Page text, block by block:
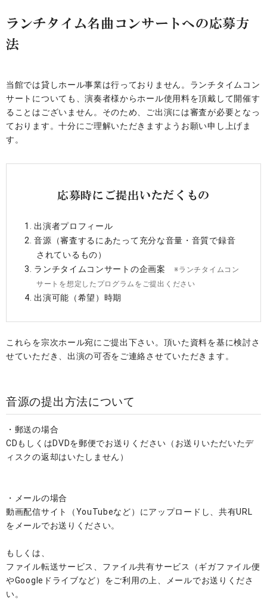
ランチタイム名曲コンサートへの応募方
法
当館では貸しホール事業は行っておりません。ランチタイムコン
サートについても、演奏者様からホール使用料を頂戴して開催す
ることはございません。そのため、ご出演には審査が必要となっ
ております。十分にご理解いただきますようお願い申し上げま
す。
応募時にご提出いただくもの
出演者プロフィール
音源（審査するにあたって充分な音量・音質で録音
されているもの）
ランチタイムコンサートの企画案※ランチタイムコン
サートを想定したプログラムをご提出ください
出演可能（希望）時期
これらを宗次ホール宛にご提出下さい。頂いた資料を基に検討さ
せていただき、出演の可否をご連絡させていただきます。
音源の提出方法について
・郵送の場合
CDもしくはDVDを郵便でお送りください（お送りいただいたデ
ィスクの返却はいたしません）
・メールの場合
動画配信サイト（YouTubeなど）にアップロードし、共有URL
をメールでお送りください。
もしくは、
ファイル転送サービス、ファイル共有サービス（ギガファイル便
やGoogleドライブなど）をご利用の上、メールでお送りくださ
い。